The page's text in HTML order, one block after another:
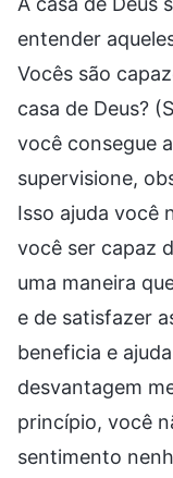
entender
Vocês são
casa de Deus?
você consegue
supervisione,
Isso ajuda você
você ser capaz
uma maneira
e de satisfazer
beneficia e
desvantagem
princípio, você
sentimento